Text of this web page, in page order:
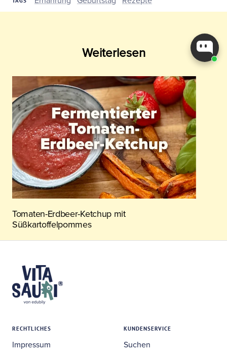
Weiterlesen
Tomaten-Erdbeer-Ketchup mit
Süßkartoffelpommes
RECHTLICHES
Impressum
KUNDENSERVICE
Suchen